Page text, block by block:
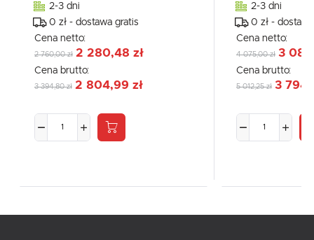
2-3 dni
0 zł - dostawa gratis
Cena netto:
2 760,00 zł 2 280,48 zł
Cena brutto:
3 394,80 zł 2 804,99 zł
2-3 dni
0 zł -
Cena netto:
4 075,00 zł 3
Cena brutto:
5 012,25 zł 3